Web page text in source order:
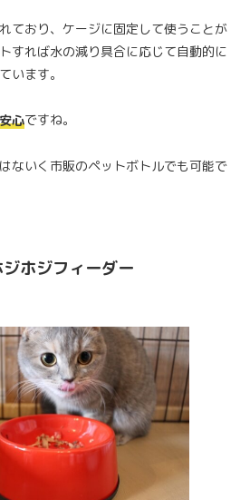
ており、ケージに固定して使うことが
すれば水の減り具合に応じて自動的に
います。
心ですね。
ないく市販のペットボトルでも可能で
ホジフィーダー